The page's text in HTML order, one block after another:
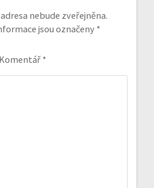
nebude zveřejněna.
jsou označeny *
Komentář *